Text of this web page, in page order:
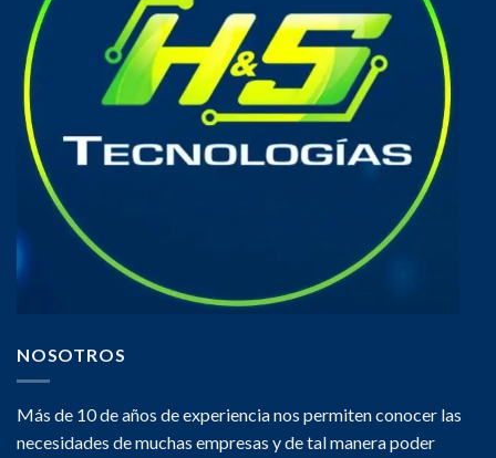
NOSOTROS
Más de 10 de años de experiencia nos permiten conocer las
necesidades de muchas empresas y de tal manera poder